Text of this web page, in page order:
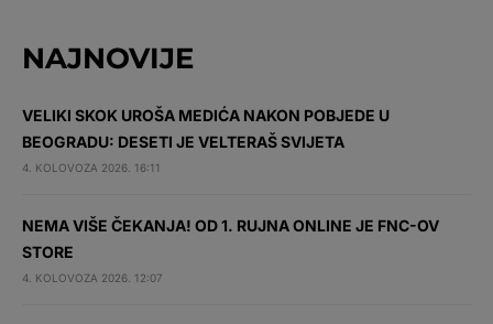
NAJNOVIJE
VELIKI SKOK UROŠA MEDIĆA NAKON POBJEDE U
BEOGRADU: DESETI JE VELTERAŠ SVIJETA
4. KOLOVOZA 2026. 16:11
NEMA VIŠE ČEKANJA! OD 1. RUJNA ONLINE JE FNC-OV
STORE
4. KOLOVOZA 2026. 12:07